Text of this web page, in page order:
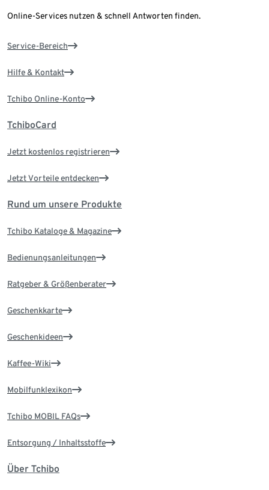
Online-Services nutzen & schnell Antworten finden.
Service-Bereich
Hilfe & Kontakt
Tchibo Online-Konto
TchiboCard
Jetzt kostenlos registrieren
Jetzt Vorteile entdecken
Rund um unsere Produkte
Tchibo Kataloge & Magazine
Bedienungsanleitungen
Ratgeber & Größenberater
Geschenkkarte
Geschenkideen
Kaffee-Wiki
Mobilfunklexikon
Tchibo MOBIL FAQs
Entsorgung / Inhaltsstoffe
Über Tchibo